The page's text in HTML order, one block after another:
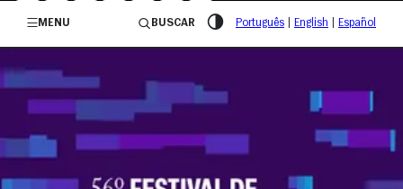
/governosp
MENU
BUSCAR Português English Español